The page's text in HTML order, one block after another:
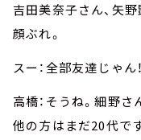
吉田美奈子さん、矢
顔ぶれ。
スー：全部友達じゃん！
高橋：そうね。細野
他の方はまだ20代で